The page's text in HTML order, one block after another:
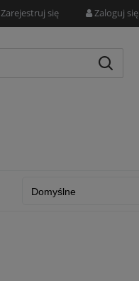
Zarejestruj się Zaloguj się